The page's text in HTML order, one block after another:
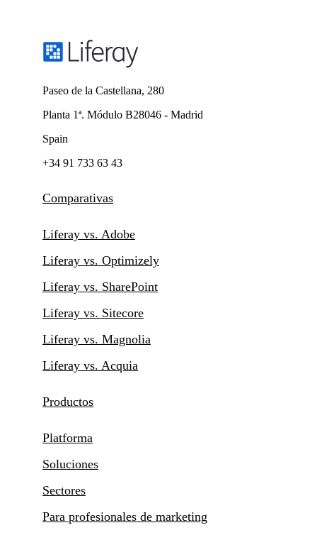
Paseo de la Castellana, 280
Planta 1ª. Módulo B28046 - Madrid
Spain
+34 91 733 63 43
Comparativas
Liferay vs. Adobe
Liferay vs. Optimizely
Liferay vs. SharePoint
Liferay vs. Sitecore
Liferay vs. Magnolia
Liferay vs. Acquia
Productos
Platforma
Soluciones
Sectores
Para profesionales de marketing